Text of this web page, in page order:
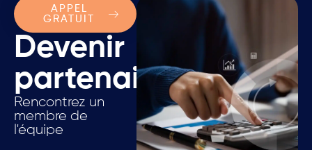
Devenir
partenaire.
Rencontrez un
membre de
l'équipe
APPEL
GRATUIT